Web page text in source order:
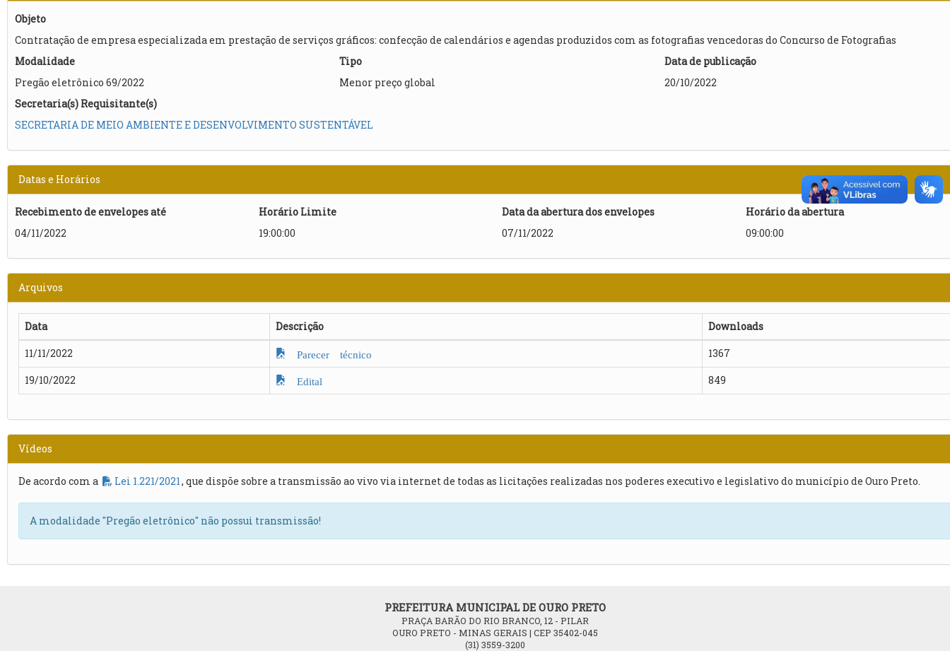
Objeto
Contratação de empresa especializada em prestação de serviços gráficos: confecção de calendários e agendas produzidos com as fotografias vencedoras do Concurso de Fotografias
Modalidade
Pregão eletrônico 69/2022
Tipo
Menor preço global
Data de publicação
20/10/2022
Secretaria(s) Requisitante(s)
SECRETARIA DE MEIO AMBIENTE E DESENVOLVIMENTO SUSTENTÁVEL
Datas e Horários
Recebimento de envelopes até
04/11/2022
Horário Limite
19:00:00
Data da abertura dos envelopes
07/11/2022
Horário da abertura
09:00:00
Arquivos
Data Descrição
Downloads
11/11/2022
Parecer técnico
1367
19/10/2022
Edital 849
Vídeos
De acordo com a Lei 1.221/2021 , que dispõe sobre a transmissão ao vivo via internet de todas as licitações realizadas nos poderes executivo e legislativo do município de Ouro Preto.
A modalidade "Pregão eletrônico" não possui transmissão!
PREFEITURA MUNICIPAL DE OURO PRETO
PRAÇA BARÃO DO RIO BRANCO, 12 - PILAR
OURO PRETO - MINAS GERAIS | CEP 35402-045
(31) 3559-3200